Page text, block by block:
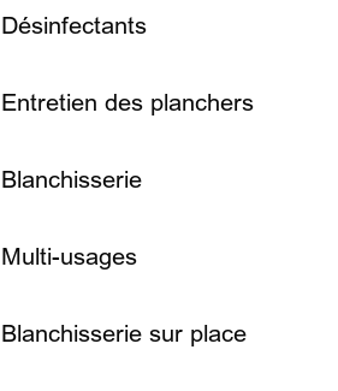
Désinfectants
Entretien des planchers
Blanchisserie
Multi-usages
Blanchisserie sur place